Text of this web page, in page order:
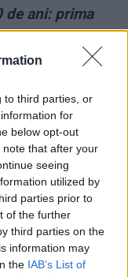
to third parties, or
for
below opt-out
that after your
seeing
utilized by
parties prior to
of the further
third parties on the
information may
the IAB’s List of
de ani: prima
Armstrong în
primar
a fost
care a
fost o minune!
o icoană